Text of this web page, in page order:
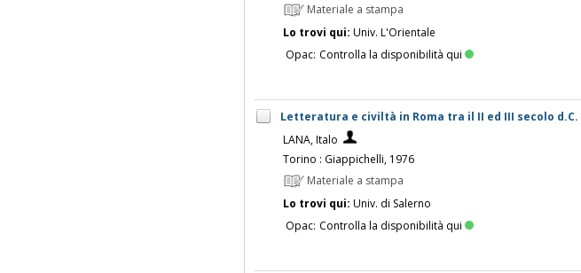
Materiale a stampa
Lo trovi qui: Univ. L'Orientale
Opac: Controlla la disponibilità qui
Letteratura e civiltà in Roma tra il II ed III secolo
LANA, Italo
Torino : Giappichelli, 1976
Materiale a stampa
Lo trovi qui: Univ. di Salerno
Opac: Controlla la disponibilità qui